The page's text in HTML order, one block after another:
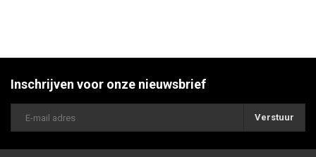
Inschrijven voor onze nieuwsbrief
Verstuur